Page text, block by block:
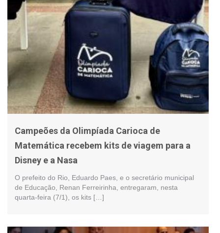
Campeões da Olimpíada Carioca de
Matemática recebem kits de viagem para a
Disney e a Nasa
O prefeito do Rio, Eduardo Paes, e o secretário municipal
de Educação, Renan Ferreirinha, entregaram, nesta
quarta-feira (7/1), os kits […]